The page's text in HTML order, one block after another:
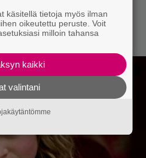
käsitellä tietoja myös ilman
oikeutettu peruste. Voit
milloin tahansa
kaikki
valintani